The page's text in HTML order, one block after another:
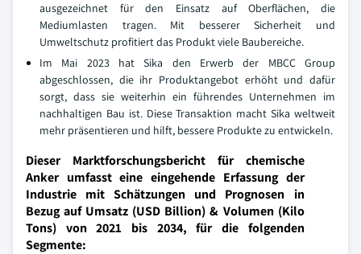
ausgezeichnet für den Einsatz auf Oberflächen, die
Mediumlasten tragen. Mit besserer Sicherheit und
Umweltschutz profitiert das Produkt viele Baubereiche.
Im Mai 2023 hat Sika den Erwerb der MBCC Group
abgeschlossen, die ihr Produktangebot erhöht und dafür
sorgt, dass sie weiterhin ein führendes Unternehmen im
nachhaltigen Bau ist. Diese Transaktion macht Sika weltweit
mehr präsentieren und hilft, bessere Produkte zu entwickeln.
Dieser Marktforschungsbericht für chemische
Anker umfasst eine eingehende Erfassung der
Industrie mit Schätzungen und Prognosen in
Bezug auf Umsatz (USD Billion) & Volumen (Kilo
Tons) von 2021 bis 2034, für die folgenden
Segmente: